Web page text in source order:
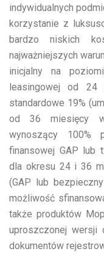
indywidualnych
korzystanie z
bardzo niskich
najważniejszych
inicjalny na
leasingowej od 24
standardowe 19%
od 36 miesięcy
wynoszący 100%
finansowej GAP lub
dla okresu 24 i 36
(GAP lub
możliwość
także produktów
uproszczonej wersji
dokumentów